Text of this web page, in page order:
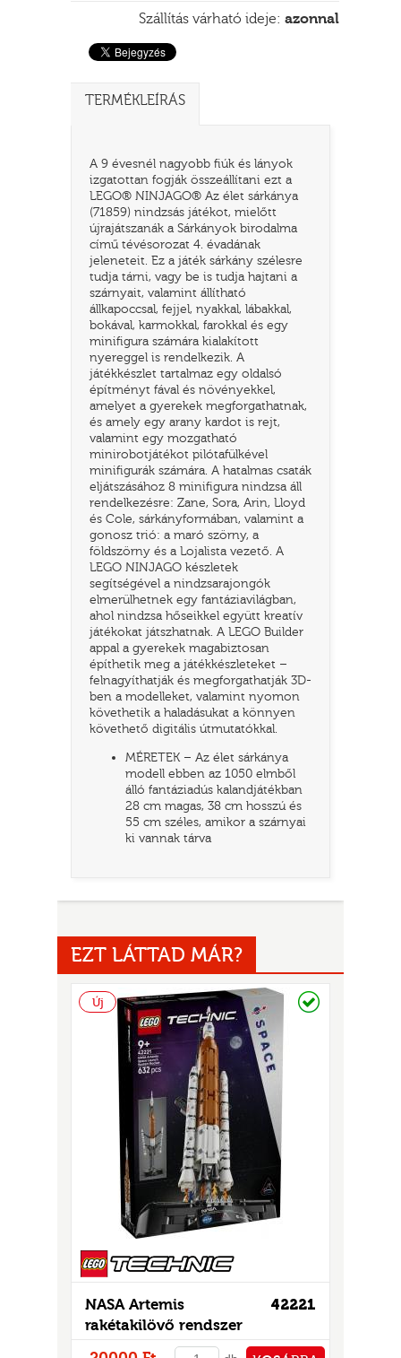
Szállítás várható ideje: azonnal
TERMÉKLEÍRÁS
A 9 évesnél nagyobb fiúk és lányok
izgatottan fogják összeállítani ezt a
LEGO® NINJAGO® Az élet sárkánya
(71859) nindzsás játékot, mielőtt
újrajátszanák a Sárkányok birodalma
című tévésorozat 4. évadának
jeleneteit. Ez a játék sárkány szélesre
tudja tárni, vagy be is tudja hajtani a
szárnyait, valamint állítható
állkapoccsal, fejjel, nyakkal, lábakkal,
bokával, karmokkal, farokkal és egy
minifigura számára kialakított
nyereggel is rendelkezik. A
játékkészlet tartalmaz egy oldalsó
építményt fával és növényekkel,
amelyet a gyerekek megforgathatnak,
és amely egy arany kardot is rejt,
valamint egy mozgatható
minirobotjátékot pilótafülkével
minifigurák számára. A hatalmas csaták
eljátszásához 8 minifigura nindzsa áll
rendelkezésre: Zane, Sora, Arin, Lloyd
és Cole, sárkányformában, valamint a
gonosz trió: a maró szörny, a
földszörny és a Lojalista vezető. A
LEGO NINJAGO készletek
segítségével a nindzsarajongók
elmerülhetnek egy fantáziavilágban,
ahol nindzsa hőseikkel együtt kreatív
játékokat játszhatnak. A LEGO Builder
appal a gyerekek magabiztosan
építhetik meg a játékkészleteket –
felnagyíthatják és megforgathatják 3D-
ben a modelleket, valamint nyomon
követhetik a haladásukat a könnyen
követhető digitális útmutatókkal.
MÉRETEK – Az élet sárkánya
modell ebben az 1050 elmből
álló fantáziadús kalandjátékban
28 cm magas, 38 cm hosszú és
55 cm széles, amikor a szárnyai
ki vannak tárva
EZT LÁTTAD MÁR?
Új
42221
NASA Artemis
rakétakilövő rendszer